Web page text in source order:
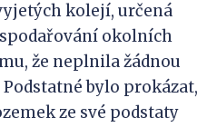
kolejí, určená
okolních
že neplnila žádnou
bylo prokázat,
ze své podstaty